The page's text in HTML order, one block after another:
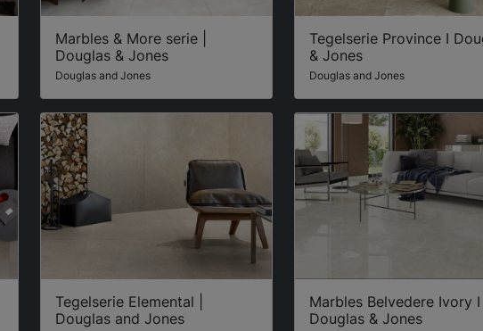
Marbles & More serie |
Douglas & Jones
Douglas and Jones
Tegelserie Province I
& Jones
Douglas and Jones
Tegelserie Elemental |
Douglas and Jones
Marbles Belvedere Ivory I
Douglas & Jones